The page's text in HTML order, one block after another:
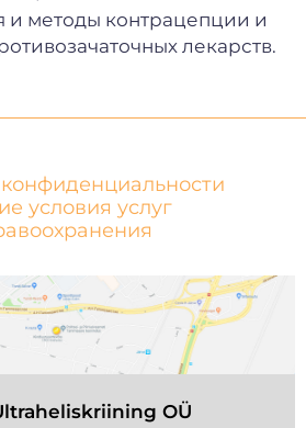
и методы контрацепции и
лекарств.
условия услуг
OÜ